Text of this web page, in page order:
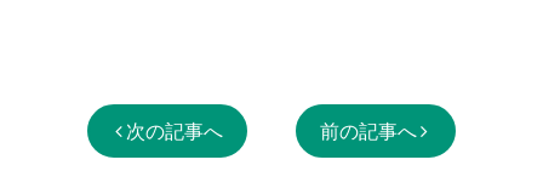
次の記事へ 前の記事へ